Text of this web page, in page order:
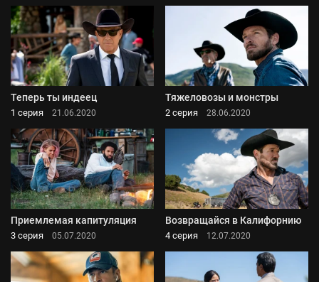
Теперь ты индеец
1 серия 21.06.2020
Тяжеловозы и монстры
2 серия 28.06.2020
Приемлемая капитуляция
3 серия 05.07.2020
Возвращайся в Калифорнию
4 серия 12.07.2020